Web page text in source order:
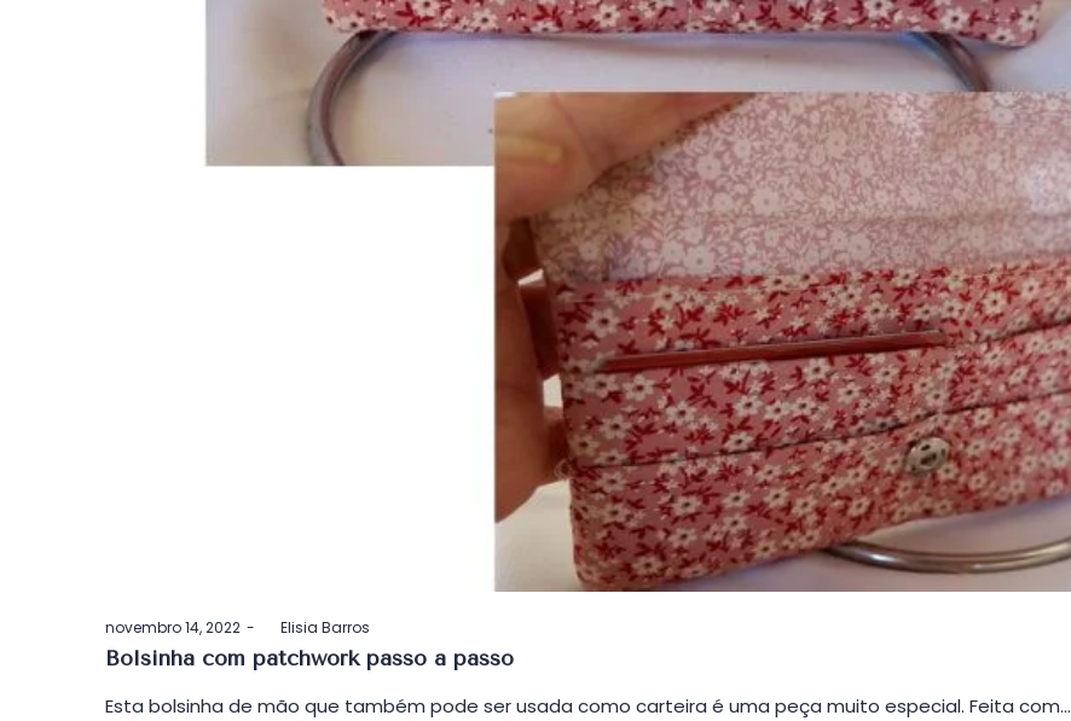
Postado
em
novembro 14, 2022 byElisia Barros
Bolsinha com patchwork passo a passo
Esta bolsinha de mão que também pode ser usada como carteira é uma peça muito especial. Feita com…